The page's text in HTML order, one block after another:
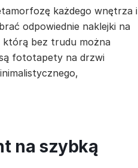
każdego wnętrza i
odpowiednie naklejki na
bez trudu można
fototapety na drzwi
na szybką